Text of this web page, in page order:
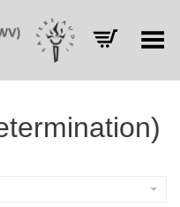
Toggle Menu